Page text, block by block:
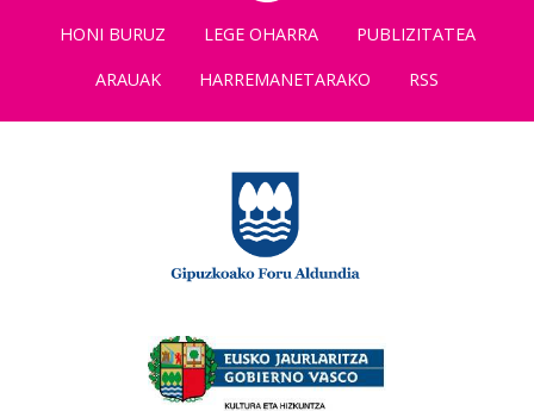
HONI BURUZ LEGE OHARRA
PUBLIZITATEA
ARAUAK
HARREMANETARAKO RSS